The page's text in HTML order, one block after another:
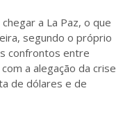
a La Paz, o que
segundo o próprio
confrontos entre
a alegação da crise
de dólares e de